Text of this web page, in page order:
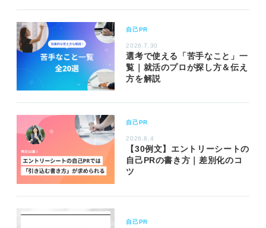
自己PR
2026.7.30
選考で使える「苦手なこと」一
覧｜就活のプロが探し方＆伝え
方を解説
自己PR
2026.8.4
【30例文】エントリーシートの
自己PRの書き方｜差別化のコ
ツ
自己PR